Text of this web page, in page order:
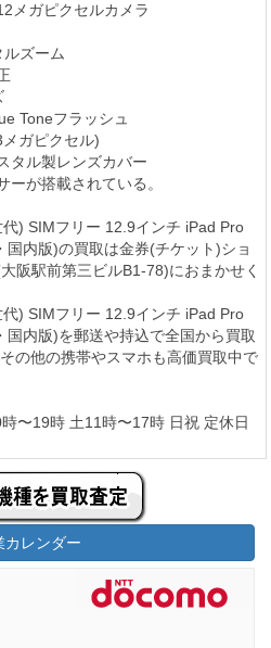
メガピクセルカメラ
ズーム
Toneフラッシュ
ガピクセル)
タル製レンズカバー
ーが搭載されている。
) SIMフリー 12.9インチ iPad Pro
国内版)の買取は金券(チケット)ショ
阪駅前第三ビルB1-78)におまかせく
) SIMフリー 12.9インチ iPad Pro
国内版)を郵送や持込で全国から買取
の他の携帯やスマホも高価買取中で
〜19時 土11時〜17時 日祝 定休日
カレンダー